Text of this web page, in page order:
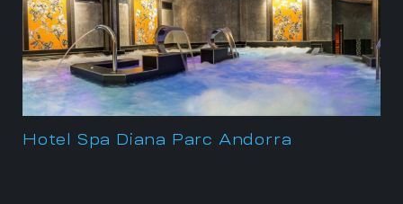
Hotel Spa Diana Parc Andorra